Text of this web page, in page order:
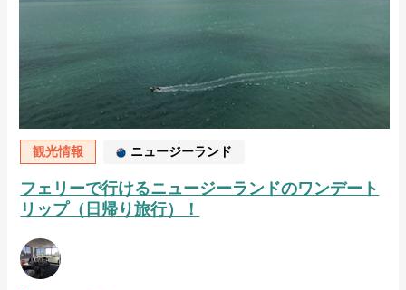
観光情報 ニュージーランド
フェリーで行けるニュージーランドのワンデート
リップ（日帰り旅行）！